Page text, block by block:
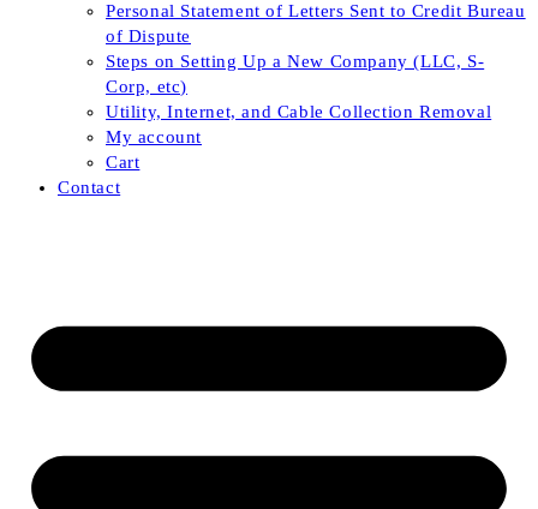
Personal Statement of Letters Sent to Credit Bureau
of Dispute
Steps on Setting Up a New Company (LLC, S-
Corp, etc)
Utility, Internet, and Cable Collection Removal
My account
Cart
Contact